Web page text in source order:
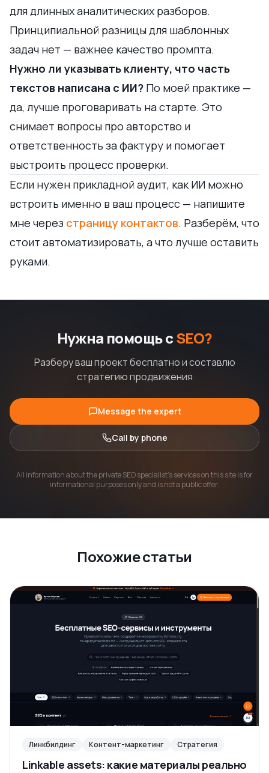
для длинных аналитических разборов.
Принципиальной разницы для шаблонных
задач нет — важнее качество промпта.
Нужно ли указывать клиенту, что часть
текстов написана с ИИ? По моей практике —
да, лучше проговаривать на старте. Это
снимает вопросы про авторство и
ответственность за фактуру и помогает
выстроить процесс проверки.
Если нужен прикладной аудит, как ИИ можно
встроить именно в ваш процесс — напишите
мне через страницу контактов. Разберём, что
стоит автоматизировать, а что лучше оставить
руками.
Нужна помощь сSEO?
Разберу ваш проект бесплатно и составлю
стратегию продвижения
Message the expert
Call by phone
All information about the private SEO specialist's services on this site is for
informational purposes only and is not a public offer.
Похожие статьи
Линкбилдинг Контент-маркетинг Стратегия
Linkable assets: какие материалы реально